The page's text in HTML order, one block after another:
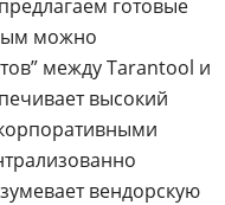
готовые
можно
между Tarantool и
высокий
вендорскую